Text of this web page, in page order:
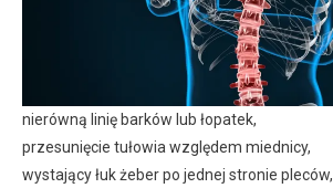
nierówną linię barków lub łopatek,
przesunięcie tułowia względem miednicy,
wystający łuk żeber po jednej stronie pleców,